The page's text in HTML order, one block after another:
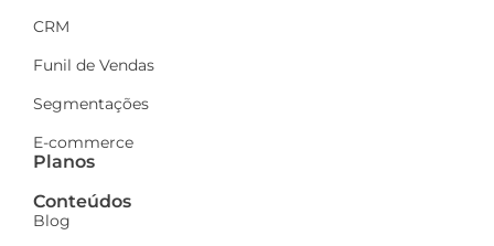
CRM
Funil de Vendas
Segmentações
E-commerce
Planos
Conteúdos
Blog